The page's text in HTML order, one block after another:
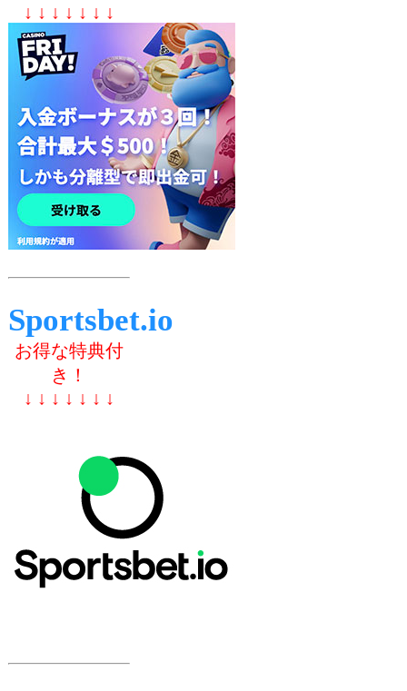
↓ ↓ ↓ ↓ ↓ ↓ ↓
Sportsbet.io
お得な特典付
き！
↓ ↓ ↓ ↓ ↓ ↓ ↓